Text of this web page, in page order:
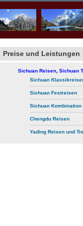
Preise und Leistungen
Sichuan Reisen, Sichuan
Sichuan
Sichuan Festreisen
Sichuan Kombination
Chengdu Reisen
Yading Reisen und